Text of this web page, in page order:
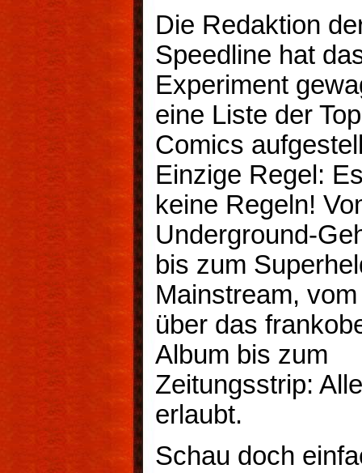
Die Redaktion
Speedline hat
Experiment
eine Liste der
Comics
Einzige Regel:
keine Regeln!
Underground-
bis zum
Mainstream,
über das
Album bis zum
Zeitungsstrip:
erlaubt.
Schau doch